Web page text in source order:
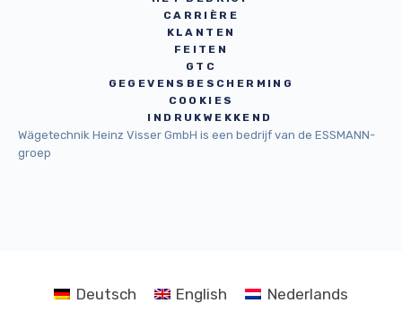
CARRIÈRE
KLANTEN
FEITEN
GTC
GEGEVENSBESCHERMING
COOKIES
INDRUKWEKKEND
Wägetechnik Heinz Visser GmbH is een bedrijf van de ESSMANN-
groep
Deutsch English Nederlands